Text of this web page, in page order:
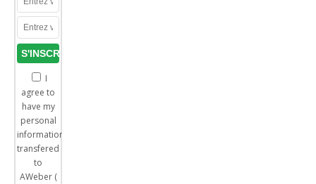
I
agree to
have my
personal
information
transfered
to
AWeber (